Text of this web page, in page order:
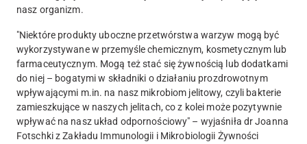
nasz organizm.
"Niektóre produkty uboczne przetwórstwa warzyw mogą być
wykorzystywane w przemyśle chemicznym, kosmetycznym lub
farmaceutycznym. Mogą też stać się żywnością lub dodatkami
do niej – bogatymi w składniki o działaniu prozdrowotnym
wpływającymi m.in. na nasz mikrobiom jelitowy, czyli bakterie
zamieszkujące w naszych jelitach, co z kolei może pozytywnie
wpływać na nasz układ odpornościowy" – wyjaśniła dr Joanna
Fotschki z Zakładu Immunologii i Mikrobiologii Żywności